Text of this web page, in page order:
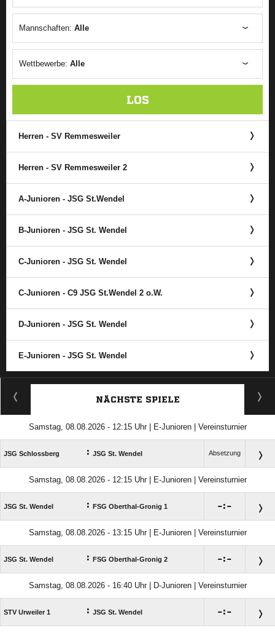
Mannschaften: Alle
Wettbewerbe: Alle
LOS
Herren - SV Remmesweiler
Herren - SV Remmesweiler 2
A-Junioren - JSG St.Wendel
B-Junioren - JSG St. Wendel
C-Junioren - JSG St. Wendel
C-Junioren - C9 JSG St.Wendel 2 o.W.
D-Junioren - JSG St. Wendel
E-Junioren - JSG St. Wendel
ANZEIGE
NÄCHSTE SPIELE
Samstag, 08.08.2026 - 12:15 Uhr | E-Junioren | Vereinsturnier
JSG Schlossberg : JSG St. Wendel Absetzung
Samstag, 08.08.2026 - 12:15 Uhr | E-Junioren | Vereinsturnier
JSG St. Wendel : FSG Oberthal-Gronig 1 :
Samstag, 08.08.2026 - 13:15 Uhr | E-Junioren | Vereinsturnier
JSG St. Wendel : FSG Oberthal-Gronig 2 :
Samstag, 08.08.2026 - 16:40 Uhr | D-Junioren | Vereinsturnier
STV Urweiler 1 : JSG St. Wendel :